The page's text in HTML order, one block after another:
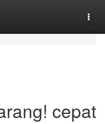
cepat